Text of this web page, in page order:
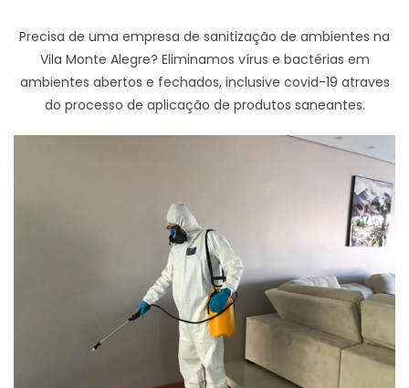
Precisa de uma empresa de sanitização de ambientes na
Vila Monte Alegre? Eliminamos vírus e bactérias em
ambientes abertos e fechados, inclusive covid-19 atraves
do processo de aplicação de produtos saneantes.